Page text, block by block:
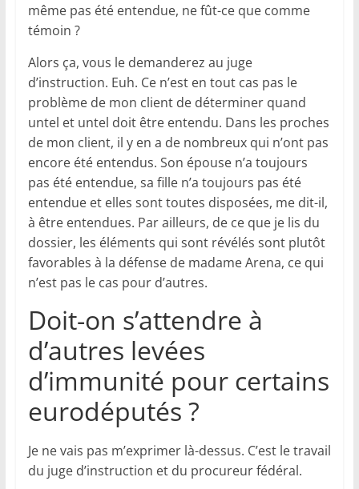
même pas été entendue, ne fût-ce que comme
témoin ?
Alors ça, vous le demanderez au juge
d’instruction. Euh. Ce n’est en tout cas pas le
problème de mon client de déterminer quand
untel et untel doit être entendu. Dans les proches
de mon client, il y en a de nombreux qui n’ont pas
encore été entendus. Son épouse n’a toujours
pas été entendue, sa fille n’a toujours pas été
entendue et elles sont toutes disposées, me dit-il,
à être entendues. Par ailleurs, de ce que je lis du
dossier, les éléments qui sont révélés sont plutôt
favorables à la défense de madame Arena, ce qui
n’est pas le cas pour d’autres.
Doit-on s’attendre à
d’autres levées
d’immunité pour certains
eurodéputés ?
Je ne vais pas m’exprimer là-dessus. C’est le travail
du juge d’instruction et du procureur fédéral.